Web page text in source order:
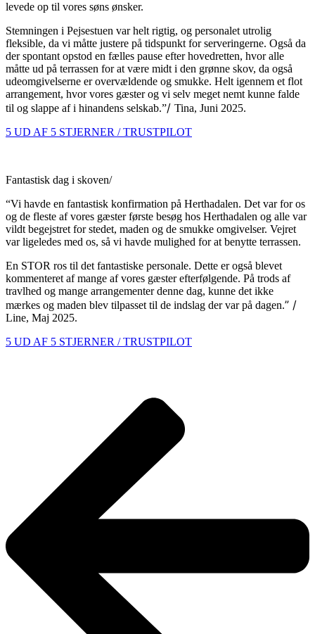
levede op til vores søns ønsker.
Stemningen i Pejsestuen var helt rigtig, og personalet utrolig
fleksible, da vi måtte justere på tidspunkt for serveringerne. Også da
der spontant opstod en fælles pause efter hovedretten, hvor alle
måtte ud på terrassen for at være midt i den grønne skov, da også
udeomgivelserne er overvældende og smukke. Helt igennem et flot
arrangement, hvor vores gæster og vi selv meget nemt kunne falde
til og slappe af i hinandens selskab.”/ Tina, Juni 2025.
5 UD AF 5 STJERNER / TRUSTPILOT
Fantastisk dag i skoven/
“Vi havde en fantastisk konfirmation på Herthadalen. Det var for os
og de fleste af vores gæster første besøg hos Herthadalen og alle var
vildt begejstret for stedet, maden og de smukke omgivelser. Vejret
var ligeledes med os, så vi havde mulighed for at benytte terrassen.
En STOR ros til det fantastiske personale. Dette er også blevet
kommenteret af mange af vores gæster efterfølgende. På trods af
travlhed og mange arrangementer denne dag, kunne det ikke
mærkes og maden blev tilpasset til de indslag der var på dagen.” /
Line, Maj 2025.
5 UD AF 5 STJERNER / TRUSTPILOT